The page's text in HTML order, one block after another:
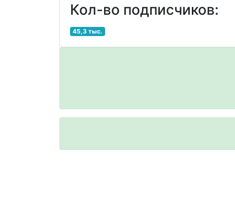
Кол-во подписчиков:
45,3 тыс.